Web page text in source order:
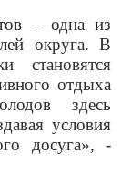
– одна из
округа. В
становятся
отдыха
здесь
условия
досуга», -